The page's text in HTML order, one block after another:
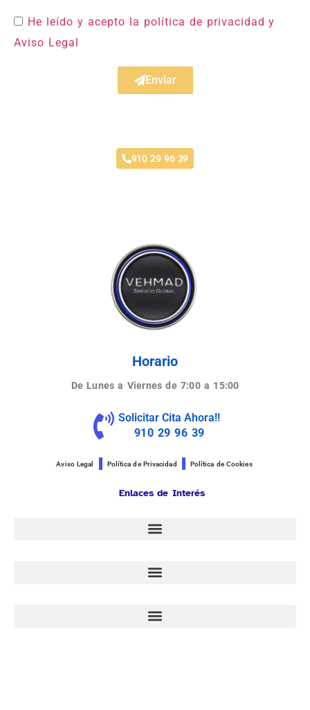
He leído y acepto la política de privacidad y
Aviso Legal
Enviar
910 29 96 39
Horario
De Lunes a Viernes de 7:00 a 15:00
Solicitar Cita Ahora!!
910 29 96 39
Aviso Legal Política de Privacidad Política de Cookies
Enlaces de Interés